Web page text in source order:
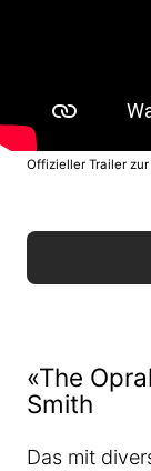
Offizieller Trailer
«The
Smith
Das mit